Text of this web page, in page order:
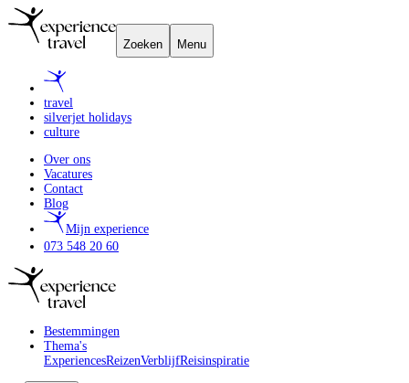
Zoeken Menu
travel
silverjet holidays
culture
Over ons
Vacatures
Contact
Blog
Mijn experience
073 548 20 60
Bestemmingen
Thema's
ExperiencesReizenVerblijfReisinspiratie